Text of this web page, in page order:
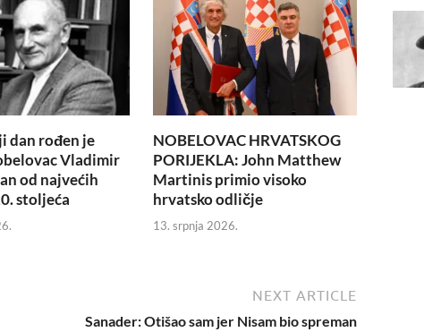
dan rođen je
Vladimir
od najvećih
stoljeća
NOBELOVAC HRVATSKOG
PORIJEKLA: John Matthew
Martinis primio visoko
hrvatsko odličje
13. srpnja 2026.
NEXT ARTICLE
Sanader: Otišao sam jer Nisam bio spreman